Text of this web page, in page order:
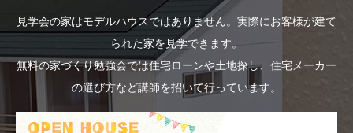
見学会の家はモデルハウスではありません。実際にお客様が建て
られた家を見学できます。
無料の家づくり勉強会では住宅ローンや土地探し、住宅メーカー
の選び方など講師を招いて行っています。